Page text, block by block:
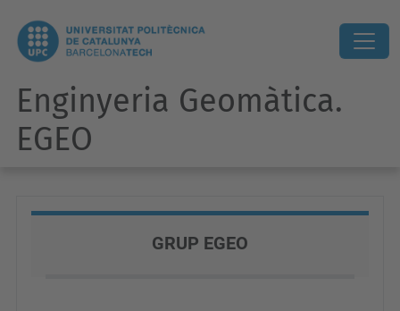
Enginyeria Geomàtica.
EGEO
GRUP EGEO